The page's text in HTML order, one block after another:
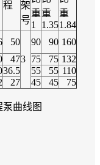
程
架
号
重
1
重
1.35
重
1.84
50
3
90 90 160
47 75 75 132
36.5 55 55 110
27 45 45 75
泵曲线图